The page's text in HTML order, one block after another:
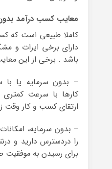
معایب کسب درآمد
کاملا طبیعی است که
دارای برخی ایرات
باشد . برخی از این
– بدون سرمایه یا
کارها با سرعت
ارتقای کسب و کار وقت
– بدون سرمایه،
را دردسترس دارید و
برای رسیدن به موفقیت